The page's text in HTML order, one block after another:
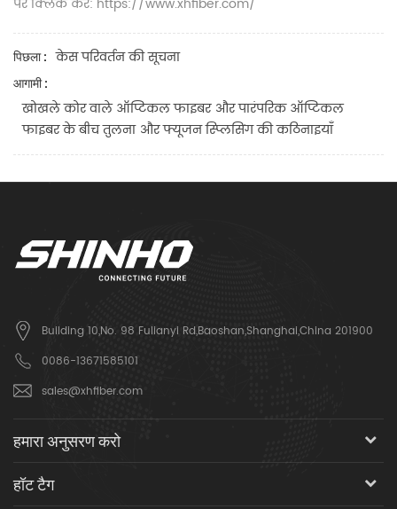
पिछला : केस परिवर्तन की सूचना
आगामी :
खोखले कोर वाले ऑप्टिकल फाइबर और पारंपरिक ऑप्टिकल
फाइबर के बीच तुलना और फ्यूजन स्प्लिसिंग की कठिनाइयाँ
Building 10,No. 98 Fulianyi Rd,Baoshan,Shanghai,China 201900
0086-13671585101
sales@xhfiber.com
हमारा अनुसरण करो
हॉट टैग